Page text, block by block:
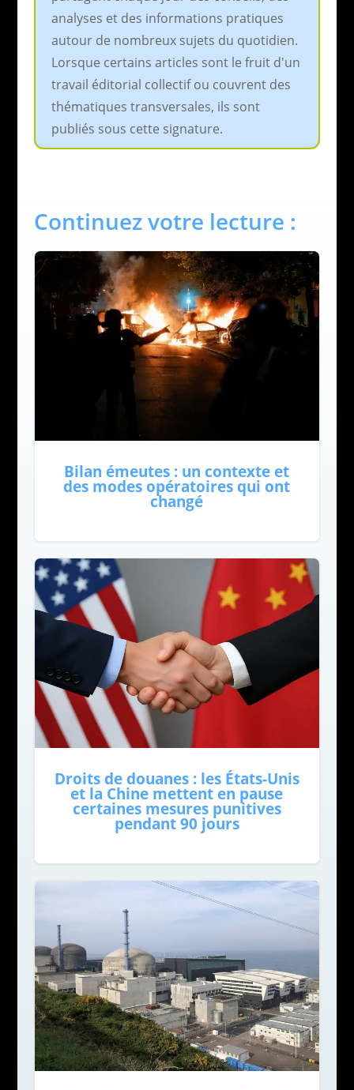
analyses et des informations pratiques
autour de nombreux sujets du quotidien.
Lorsque certains articles sont le fruit d'un
travail éditorial collectif ou couvrent des
thématiques transversales, ils sont
publiés sous cette signature.
Continuez votre lecture :
Bilan émeutes : un contexte et
des modes opératoires qui ont
changé
Droits de douanes : les États-Unis
et la Chine mettent en pause
certaines mesures punitives
pendant 90 jours